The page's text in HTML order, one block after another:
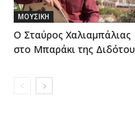
ΜΟΥΣΙΚΗ
Ο Σταύρος Χαλιαμπάλιας
στο Μπαράκι της Διδότου